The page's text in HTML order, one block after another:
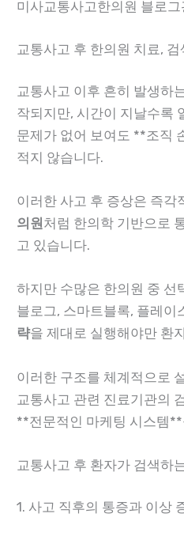
미사교통사고한의원 블로
교통사고 후 한의원 치료,
교통사고 이후 흔히 발생하
작되지만, 시간이 지날수록
문제가 없어 보여도 **조직
적지 않습니다.
이러한 사고 후 증상은 즉각
의원처럼 한의학 기반으로
고 있습니다.
하지만 수많은 한의원 중 선
블로그, 스마트블록, 플레이
략을 제대로 실행해야만 환
이러한 구조를 체계적으로
교통사고 관련 진료기관의
**전문적인 마케팅 시스템
교통사고 후 환자가 검색하
1. 사고 직후의 통증과 이상